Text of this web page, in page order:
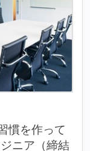
慣を作って
ニア（締結